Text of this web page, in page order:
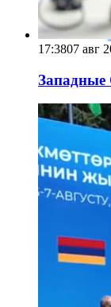
17:3807 авг
Западные